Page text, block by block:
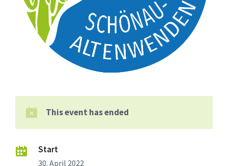
This event has ended
Start
30. April 2022